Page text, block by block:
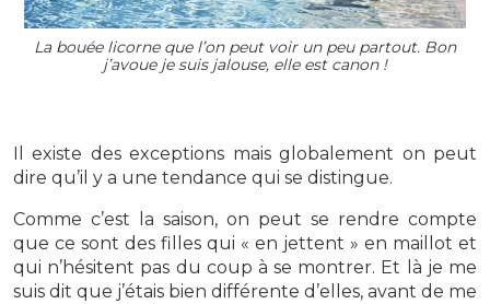
La bouée licorne que l’on peut voir un peu partout. Bon
j’avoue je suis jalouse, elle est canon !
Il existe des exceptions mais globalement on peut
dire qu’il y a une tendance qui se distingue.
Comme c’est la saison, on peut se rendre compte
que ce sont des filles qui « en jettent » en maillot et
qui n’hésitent pas du coup à se montrer. Et là je me
suis dit que j’étais bien différente d’elles, avant de me